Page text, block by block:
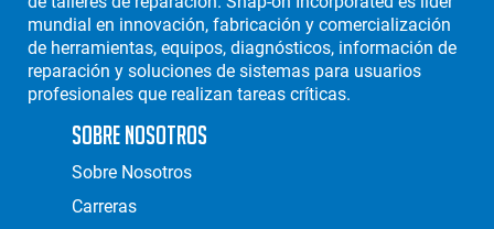
mundial en innovación, fabricación y comercialización
de herramientas, equipos, diagnósticos, información de
reparación y soluciones de sistemas para usuarios
profesionales que realizan tareas críticas.
Sobre Nosotros
Sobre Nosotros
Carreras